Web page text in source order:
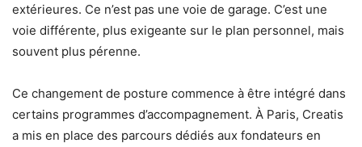
extérieures. Ce n’est pas une voie de garage. C’est une
voie différente, plus exigeante sur le plan personnel, mais
souvent plus pérenne.
Ce changement de posture commence à être intégré dans
certains programmes d’accompagnement. À Paris, Creatis
a mis en place des parcours dédiés aux fondateurs en